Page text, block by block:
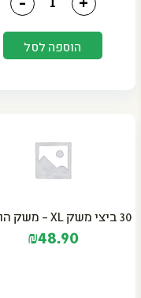
+
-
הוספה לסל
30 ביצי משק XL – משק הולנדר
₪48.90